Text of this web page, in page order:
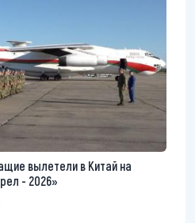
вылетели в Китай на
- 2026»